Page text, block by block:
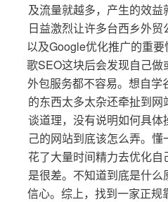
及流量就越多，产生的效
日益激烈让许多台西乡外
以及Google优化推广的重
歌SEO这块后会发现自己
外包服务都不容易。想自学
的东西太多太杂还牵扯到
谈道理，没有说明如何具体
己的网站到底该怎么弄。懂
花了大量时间精力去优化
是很差。不知道到底是什
信心。综上，找到一家正